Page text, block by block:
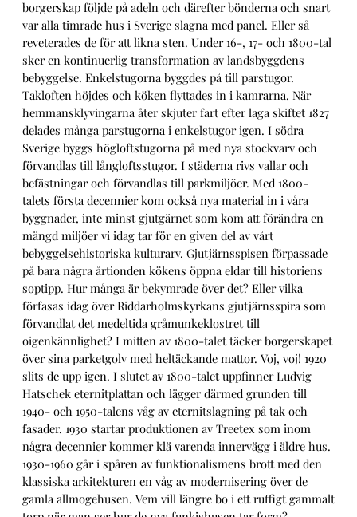
borgerskap följde på adeln och därefter bönderna och snart
var alla timrade hus i Sverige slagna med panel. Eller så
reveterades de för att likna sten. Under 16-, 17- och 1800-tal
sker en kontinuerlig transformation av landsbyggdens
bebyggelse. Enkelstugorna byggdes på till parstugor.
Takloften höjdes och köken flyttades in i kamrarna. När
hemmansklyvingarna åter skjuter fart efter laga skiftet 1827
delades många parstugorna i enkelstugor igen. I södra
Sverige byggs högloftstugorna på med nya stockvarv och
förvandlas till långloftsstugor. I städerna rivs vallar och
befästningar och förvandlas till parkmiljöer. Med 1800-
talets första decennier kom också nya material in i våra
byggnader, inte minst gjutgärnet som kom att förändra en
mängd miljöer vi idag tar för en given del av vårt
bebyggelsehistoriska kulturarv. Gjutjärnsspisen förpassade
på bara några årtionden kökens öppna eldar till historiens
soptipp. Hur många är bekymrade över det? Eller vilka
förfasas idag över Riddarholmskyrkans gjutjärnsspira som
förvandlat det medeltida gråmunkeklostret till
oigenkännlighet? I mitten av 1800-talet täcker borgerskapet
över sina parketgolv med heltäckande mattor. Voj, voj! 1920
slits de upp igen. I slutet av 1800-talet uppfinner Ludvig
Hatschek eternitplattan och lägger därmed grunden till
1940- och 1950-talens våg av eternitslagning på tak och
fasader. 1930 startar produktionen av Treetex som inom
några decennier kommer klä varenda innervägg i äldre hus.
1930-1960 går i spåren av funktionalismens brott med den
klassiska arkitekturen en våg av modernisering över de
gamla allmogehusen. Vem vill längre bo i ett ruffigt gammalt